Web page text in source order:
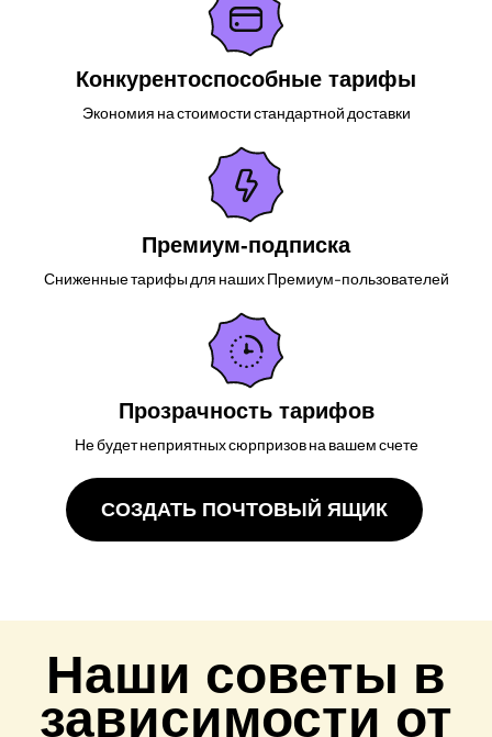
Конкурентоспособные тарифы
Экономия на стоимости стандартной доставки
Премиум-подписка
Сниженные тарифы для наших Премиум-пользователей
Прозрачность тарифов
Не будет неприятных сюрпризов на вашем счете
СОЗДАТЬ ПОЧТОВЫЙ ЯЩИК
Наши советы в
зависимости от